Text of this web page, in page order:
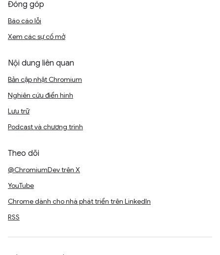
Đóng góp
Báo cáo lỗi
Xem các sự cố mở
Nội dung liên quan
Bản cập nhật Chromium
Nghiên cứu điển hình
Lưu trữ
Podcast và chương trình
Theo dõi
@ChromiumDev trên X
YouTube
Chrome dành cho nhà phát triển trên LinkedIn
RSS